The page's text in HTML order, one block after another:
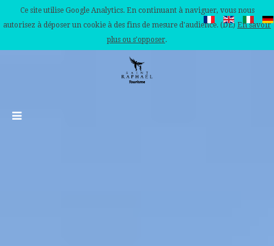
Ce site utilise Google Analytics. En continuant à naviguer, vous nous
autorisez à déposer un cookie à des fins de mesure d'audience. (DE) En savoir
plus ou s'opposer.